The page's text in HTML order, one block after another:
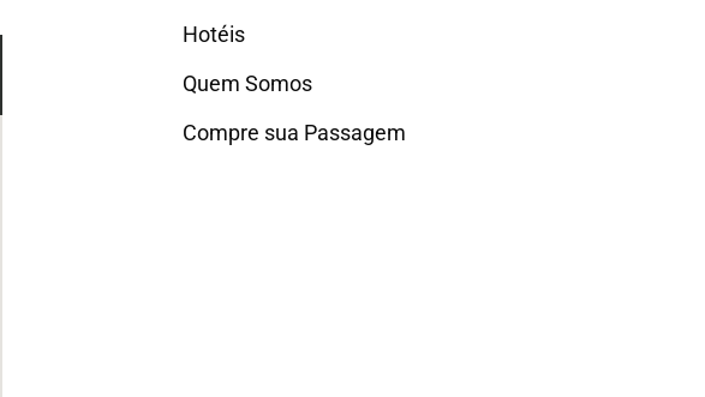
Hotéis
Quem Somos
Compre sua Passagem